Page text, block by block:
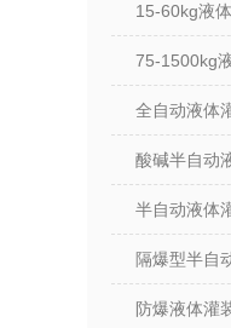
15-60kg液
75-1500kg
全自动液体
酸碱半自动
半自动液体
隔爆型半自
防爆液体灌